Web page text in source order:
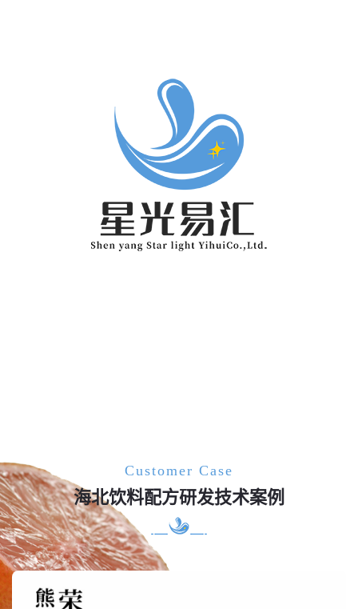
Customer Case
海北饮料配方研发技术案例